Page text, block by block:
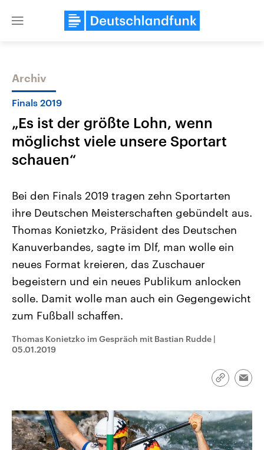
Close
Themen
2026
Alle Informationen
Sachsen-Anhalt wählt am 6.
September 2026 einen neuen
Landtag. Seit 2021 wird das
Bundesland von einer Koalition aus
Umfragen, Prognosen,
und Hintergründe zu den Parteien
und Kandidaten der anstehenden
Wahl.
Aktuelle Beiträge,
Hintergründe
Wirtschaftlich und
gehören die Vereinigten
den mächtigsten Ländern
mit großem Einfluss auf
Sendungen Programm Podcasts
Archiv
Finals 2019
„Es ist der größte Lohn, wenn
möglichst viele unsere Sportart
schauen“
Bei den Finals 2019 tragen zehn Sportarten
ihre Deutschen Meisterschaften gebündelt aus.
Thomas Konietzko, Präsident des Deutschen
Kanuverbandes, sagte im Dlf, man wolle ein
neues Format kreieren, das Zuschauer
begeistern und ein neues Publikum anlocken
solle. Damit wolle man auch ein Gegengewicht
zum Fußball schaffen.
Thomas Konietzko im Gespräch mit Bastian Rudde |
05.01.2019
Link